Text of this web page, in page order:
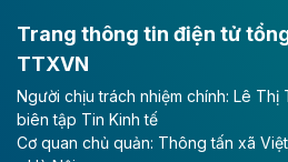
Long Thành
Tổng công ty Cảng hàng không
(ACV) vừa lập kỷ lục mới về lợi
II/2026.
Trang thông tin điện tử
TTXVN
Người chịu trách nhiệm chính: Lê Thị
biên tập Tin Kinh tế
Cơ quan chủ quản: Thông tấn xã